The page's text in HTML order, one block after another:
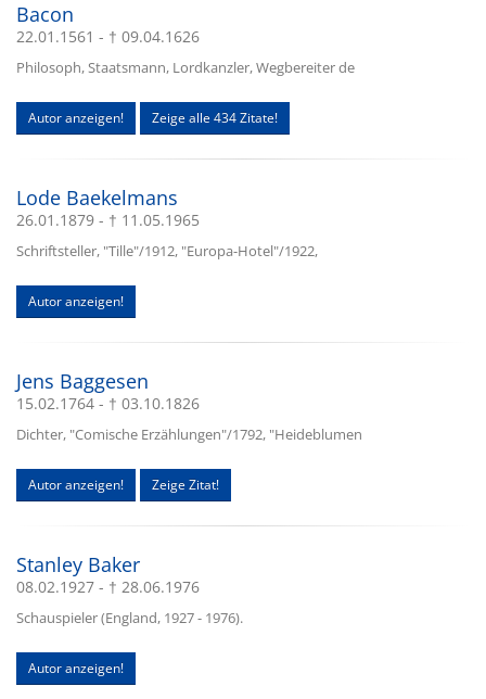
Bacon
22.01.1561 - † 09.04.1626
Philosoph, Staatsmann, Lordkanzler, Wegbereiter de
Autor anzeigen! Zeige alle 434 Zitate!
Lode Baekelmans
26.01.1879 - † 11.05.1965
Schriftsteller, "Tille"/1912, "Europa-Hotel"/1922,
Autor anzeigen!
Jens Baggesen
15.02.1764 - † 03.10.1826
Dichter, "Comische Erzählungen"/1792, "Heideblumen
Autor anzeigen! Zeige Zitat!
Stanley Baker
08.02.1927 - † 28.06.1976
Schauspieler (England, 1927 - 1976).
Autor anzeigen!